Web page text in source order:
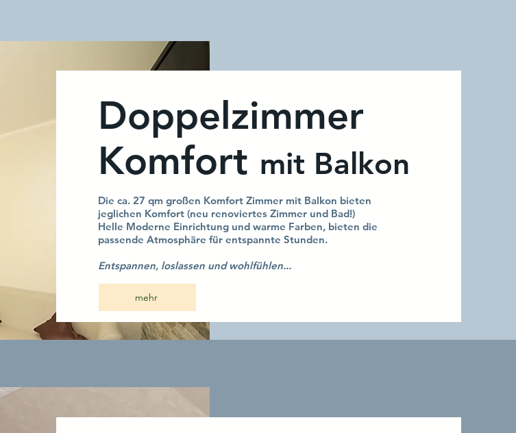
Doppelzimmer
Komfort mit Balkon
Die ca. 27 qm großen Komfort Zimmer mit Balkon bieten
jeglichen Komfort (neu renoviertes Zimmer und Bad!)
Helle Moderne Einrichtung und warme Farben, bieten die
passende Atmosphäre für entspannte Stunden.
Entspannen, loslassen und wohlfühlen...
mehr